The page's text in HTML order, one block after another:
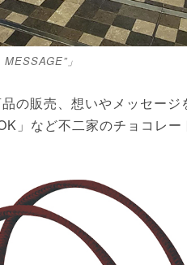
」
の販売、想いやメッセージ
」など不二家のチョコレ